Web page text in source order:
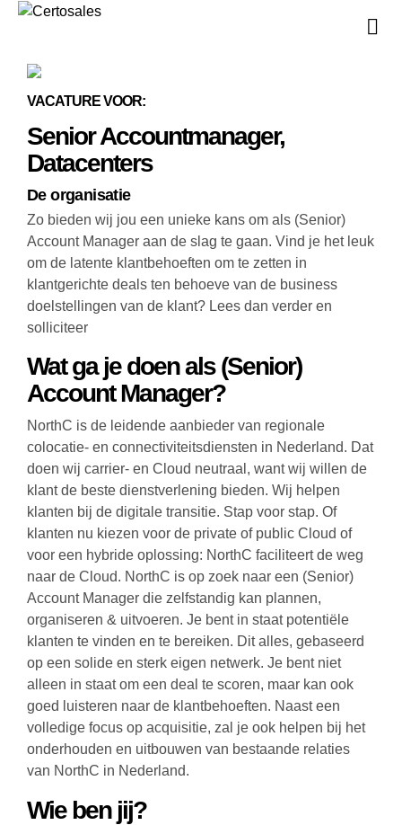
VACATURE VOOR:
Senior Accountmanager,
Datacenters
De organisatie
Zo bieden wij jou een unieke kans om als (Senior)
Account Manager aan de slag te gaan. Vind je het leuk
om de latente klantbehoeften om te zetten in
klantgerichte deals ten behoeve van de business
doelstellingen van de klant? Lees dan verder en
solliciteer
Wat ga je doen als (Senior)
Account Manager?
NorthC is de leidende aanbieder van regionale
colocatie- en connectiviteitsdiensten in Nederland. Dat
doen wij carrier- en Cloud neutraal, want wij willen de
klant de beste dienstverlening bieden. Wij helpen
klanten bij de digitale transitie. Stap voor stap. Of
klanten nu kiezen voor de private of public Cloud of
voor een hybride oplossing: NorthC faciliteert de weg
naar de Cloud. NorthC is op zoek naar een (Senior)
Account Manager die zelfstandig kan plannen,
organiseren & uitvoeren. Je bent in staat potentiële
klanten te vinden en te bereiken. Dit alles, gebaseerd
op een solide en sterk eigen netwerk. Je bent niet
alleen in staat om een deal te scoren, maar kan ook
goed luisteren naar de klantbehoeften. Naast een
volledige focus op acquisitie, zal je ook helpen bij het
onderhouden en uitbouwen van bestaande relaties
van NorthC in Nederland.
Wie ben jij?